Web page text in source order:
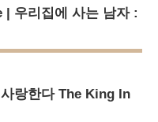
우리집에 사는 남자 :
랑한다 The King In